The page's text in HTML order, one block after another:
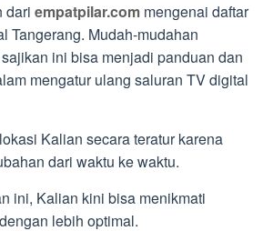
dari empatpilar.com mengenai daftar
Tangerang. Mudah-mudahan
ini bisa menjadi panduan dan
mengatur ulang saluran TV digital
Kalian secara teratur karena
dari waktu ke waktu.
ini, Kalian kini bisa menikmati
lebih optimal.